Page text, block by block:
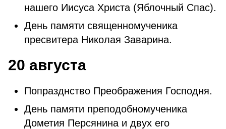
нашего Иисуса Христа (Яблочный Спас).
День памяти священномученика
пресвитера Николая Заварина.
20 августа
Попразднство Преображения Господня.
День памяти преподобномученика
Дометия Персянина и двух его